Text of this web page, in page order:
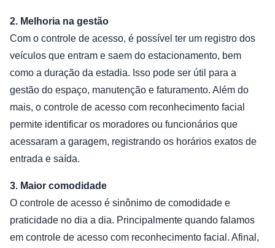
2. Melhoria na gestão
Com o controle de acesso, é possível ter um registro dos
veículos que entram e saem do estacionamento, bem
como a duração da estadia. Isso pode ser útil para a
gestão do espaço, manutenção e faturamento. Além do
mais, o controle de acesso com reconhecimento facial
permite identificar os moradores ou funcionários que
acessaram a garagem, registrando os horários exatos de
entrada e saída.
3. Maior comodidade
O controle de acesso é sinônimo de comodidade e
praticidade no dia a dia. Principalmente quando falamos
em controle de acesso com reconhecimento facial. Afinal,